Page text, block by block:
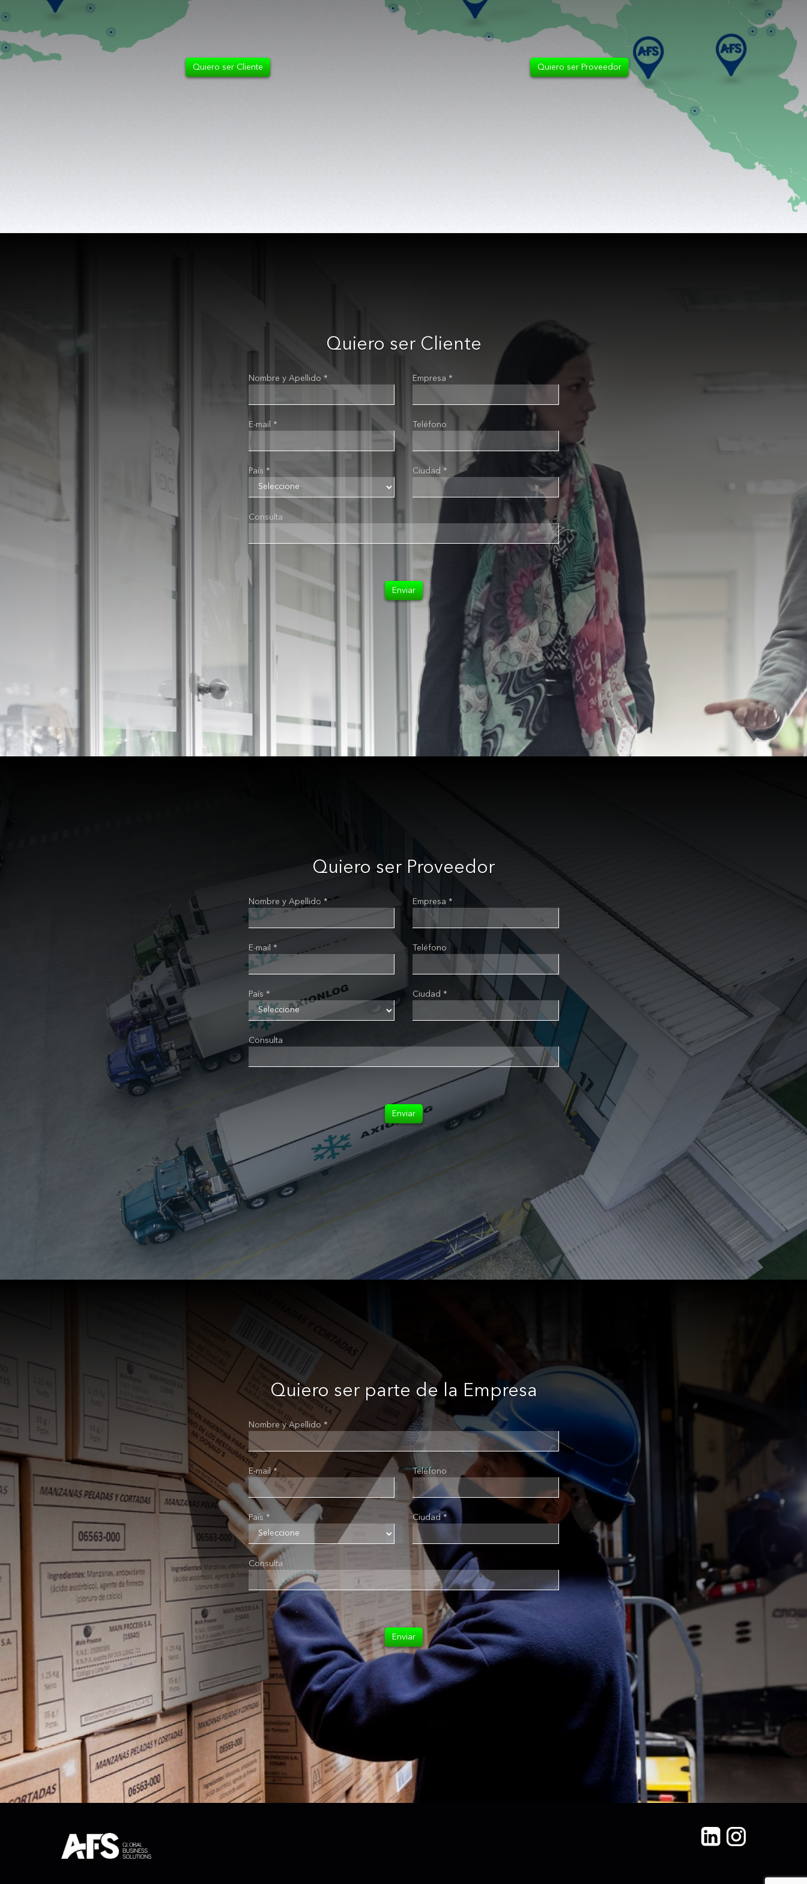
Quiero ser Cliente Quiero ser Proveedor
Quiero ser Cliente
Nombre y Apellido * Empresa *
E-mail * Teléfono
País * Ciudad *
Consulta
Enviar
Quiero ser Proveedor
Nombre y Apellido * Empresa *
E-mail * Teléfono
País * Ciudad *
Consulta
Enviar
Quiero ser parte de la Empresa
Nombre y Apellido *
E-mail * Teléfono
País * Ciudad *
Consulta
Enviar